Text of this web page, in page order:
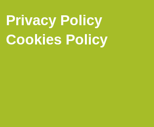
Privacy Policy
Cookies Policy